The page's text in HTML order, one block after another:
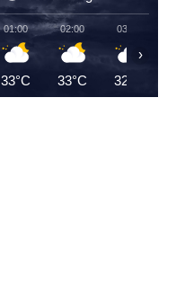
01:00
33°C
02:00
33°C
03:00
32°C
›